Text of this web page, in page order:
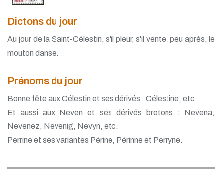
Dictons du jour
Au jour de la Saint-Célestin, s'il pleur, s'il vente, peu après, le
mouton danse.
Prénoms du jour
Bonne fête aux Célestin et ses dérivés : Célestine, etc.
Et aussi aux Neven et ses dérivés bretons : Nevena,
Nevenez, Nevenig, Nevyn, etc.
Perrine et ses variantes Périne, Périnne et Perryne.